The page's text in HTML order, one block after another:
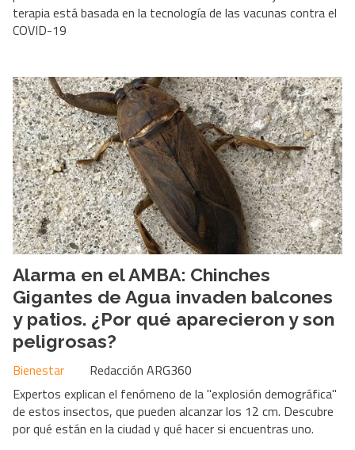
terapia está basada en la tecnología de las vacunas contra el
COVID-19
Alarma en el AMBA: Chinches
Gigantes de Agua invaden balcones
y patios. ¿Por qué aparecieron y son
peligrosas?
Redacción ARG360
Bienestar
Expertos explican el fenómeno de la "explosión demográfica"
de estos insectos, que pueden alcanzar los 12 cm. Descubre
por qué están en la ciudad y qué hacer si encuentras uno.